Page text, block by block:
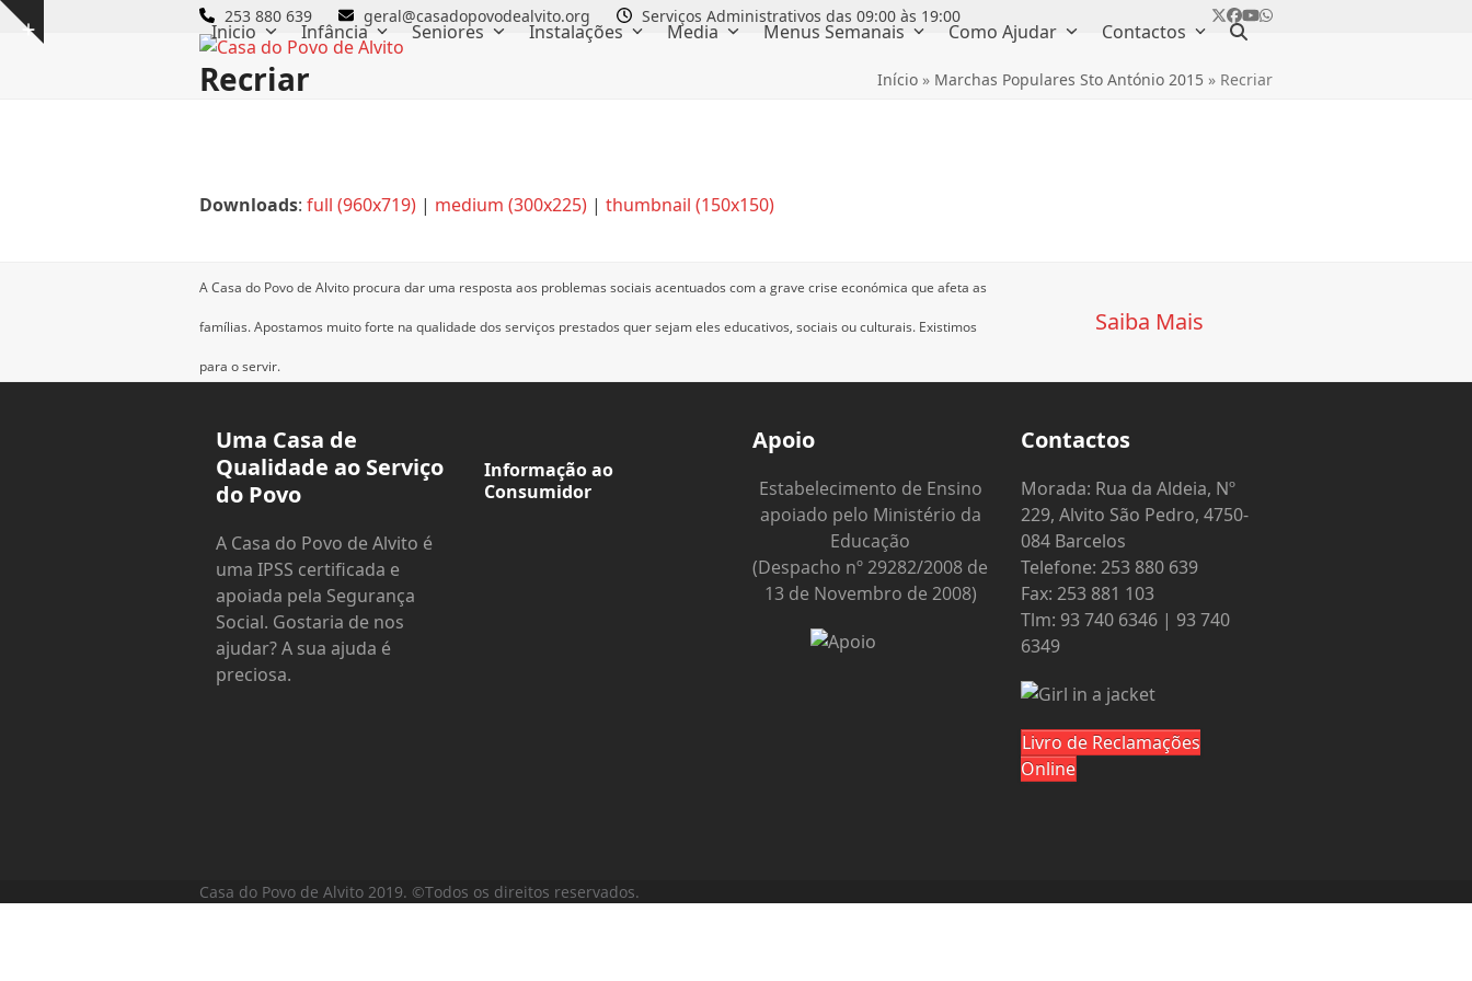
Skip
Show
253 880 639 geral@casadopovodealvito.org Serviços Administrativos das 09:00 às 19:00 Twitter
Facebook
YouTube
Whatsapp
Inicio Infância Seniores Instalações Media Menus Semanais Como Ajudar Contactos
Recriar Início » Marchas Populares Sto António 2015 » Recriar
Downloads: full (960x719) | medium (300x225) | thumbnail (150x150)
A Casa do Povo de Alvito procura dar uma resposta aos problemas sociais acentuados com a grave crise económica que afeta as
famílias.Apostamos muito forte na qualidade dos serviços prestados quer sejam eles educativos, sociais ou culturais. Existimos
para o servir.
Saiba Mais
Uma Casa de
Qualidade ao Serviço
do Povo
A Casa do Povo de Alvito é
uma IPSS certificada e
apoiada pela Segurança
Social. Gostaria de nos
ajudar? A sua ajuda é
preciosa.
Informação ao
Consumidor
Apoio
Estabelecimento de Ensino
apoiado pelo Ministério da
Educação
(Despacho nº 29282/2008 de
13 de Novembro de 2008)
Contactos
Morada: Rua da Aldeia, Nº
229, Alvito São Pedro, 4750-
084 Barcelos
Telefone: 253 880 639
Fax: 253 881 103
Tlm: 93 740 6346 | 93 740
6349
Livro de Reclamações
Online
Casa do Povo de Alvito 2019. ©Todos os direitos reservados.